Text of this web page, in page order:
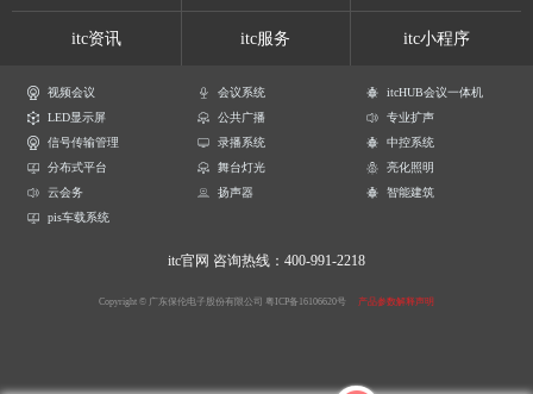
itc资讯 itc服务 itc小程序
视频会议 会议系统
itcHUB会议一体机
LED显示屏
公共广播
专业扩声
信号传输管理
录播系统
中控系统
分布式平台
舞台灯光
亮化照明
云会务
扬声器
智能建筑
pis车载系统
itc官网 咨询热线：400-991-2218
Copyright © 广东保伦电子股份有限公司 粤ICP备16106620号 产品参数解释声明